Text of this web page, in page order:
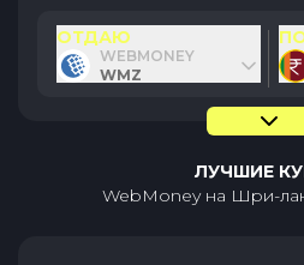
ОТДАЮ
WEBMONEY
WMZ
ЛУЧШИЕ
WebMoneyна Шри-